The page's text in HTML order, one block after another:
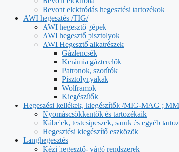
Bevont elektródás hegesztési tartozékok
AWI hegesztés /TIG/
AWI hegesztő gépek
AWI hegesztő pisztolyok
AWI Hegesztő alkatrészek
Gázlencsék
Kerámia gázterelők
Patronok, szorítók
Pisztolynyakak
Wolframok
Kiegészítők
Hegeszési kellékek, kiegészítők /MIG-MAG ;
Nyomáscsökkentők és tartozékaik
Kábelek, testcsipeszek, saruk és egyéb
Hegesztési kiegészítő eszközök
Lánghegesztés
Kézi hegesztő- vágó rendszerek